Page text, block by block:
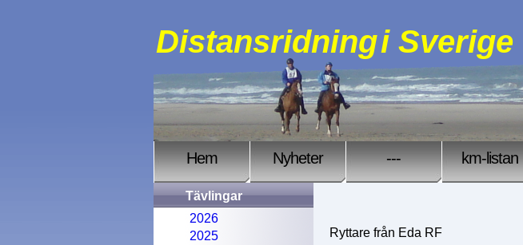
Distansridningi Sverige
Hem Nyheter --- km-listan
Ryttare från Eda RF
Tävlingar
2026
2025